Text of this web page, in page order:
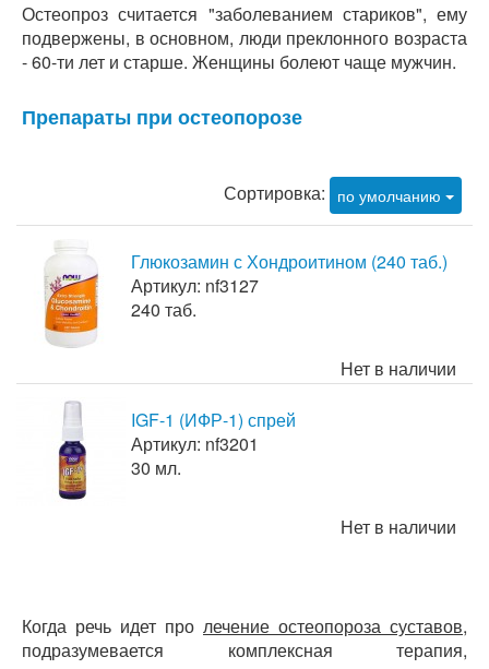
Остеопроз считается "заболеванием стариков", ему
подвержены, в основном, люди преклонного возраста
- 60-ти лет и старше. Женщины болеют чаще мужчин.
Препараты при остеопорозе
Сортировка: по умолчанию
Глюкозамин с Хондроитином (240 таб.)
Артикул: nf3127
240 таб.
Нет в наличии
IGF-1 (ИФР-1) спрей
Артикул: nf3201
30 мл.
Нет в наличии
Когда речь идет про лечение остеопороза суставов,
подразумевается комплексная терапия,